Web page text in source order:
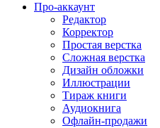
Про-аккаунт
Редактор
Корректор
Простая верстка
Сложная верстка
Дизайн обложки
Иллюстрации
Тираж книги
Аудиокнига
Офлайн-продажи